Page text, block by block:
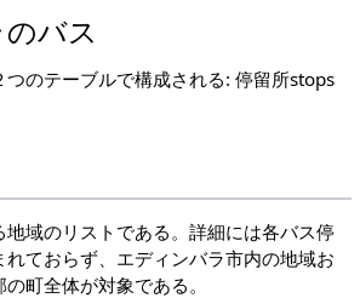
バス
つのテーブルで構成される: 停留所stops
地域のリストである。詳細には各バス停
ておらず、エディンバラ市内の地域お
町全体が対象である。